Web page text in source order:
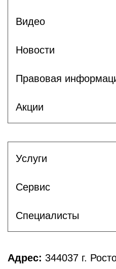
Видео
Новости
Правовая
Акции
Услуги
Сервис
Специалисты
Адрес: 344037 г.